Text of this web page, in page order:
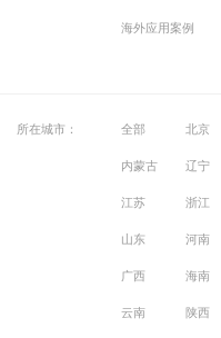
海外应用案例
所在城市： 全部 北京
内蒙古 辽宁
江苏 浙江
山东 河南
广西 海南
云南 陕西